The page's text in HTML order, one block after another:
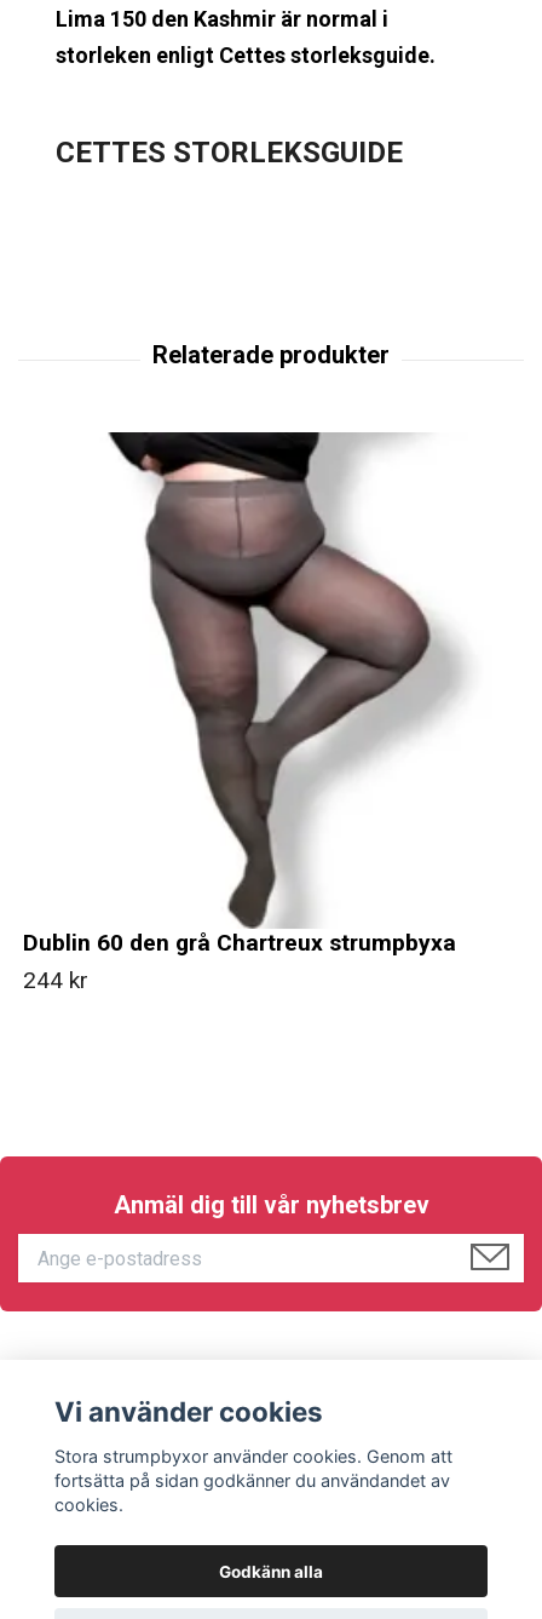
Lima 150 den Kashmir är normal i
storleken enligt Cettes storleksguide.
CETTES STORLEKSGUIDE
Dublin 60 den grå Chartreux strumpbyxa
244 kr
Anmäl dig till vår nyhetsbrev
Sociala medier
Vi använder cookies
Stora strumpbyxor använder cookies. Genom att
fortsätta på sidan godkänner du användandet av
cookies.
Godkänn alla